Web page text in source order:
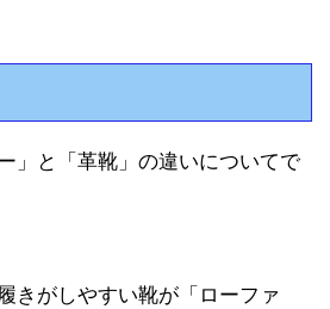
」と「革靴」の違いについてで
きがしやすい靴が「ローファ